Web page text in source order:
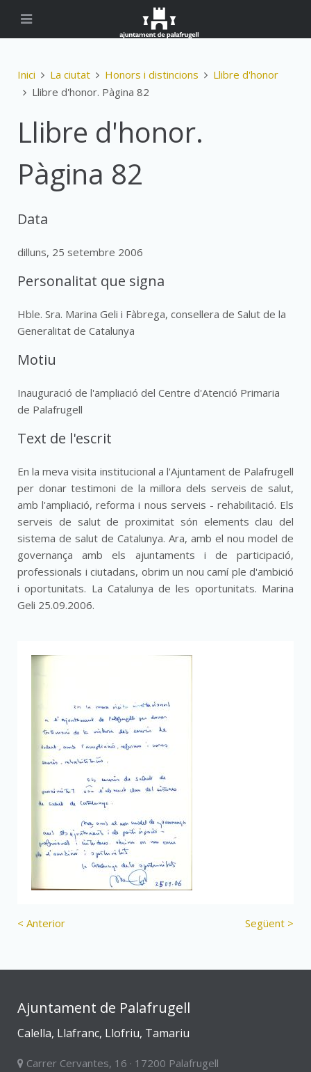
Inici La ciutat Honors i distincions
Llibre d'honor
Llibre d'honor. Pàgina 82
Llibre d'honor.
Pàgina 82
Data
dilluns, 25 setembre 2006
Personalitat que signa
Hble. Sra. Marina Geli i Fàbrega, consellera de Salut de la
Generalitat de Catalunya
Motiu
Inauguració de l'ampliació del Centre d'Atenció Primaria
de Palafrugell
Text de l'escrit
En la meva visita institucional a l'Ajuntament de Palafrugell
per donar testimoni de la millora dels serveis de salut,
amb l'ampliació, reforma i nous serveis - rehabilitació. Els
serveis de salut de proximitat són elements clau del
sistema de salut de Catalunya. Ara, amb el nou model de
governança amb els ajuntaments i de participació,
professionals i ciutadans, obrim un nou camí ple d'ambició
i oportunitats. La Catalunya de les oportunitats. Marina
Geli 25.09.2006.
< Anterior Següent >
Ajuntament de Palafrugell
Calella, Llafranc, Llofriu, Tamariu
Carrer Cervantes, 16 · 17200 Palafrugell